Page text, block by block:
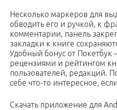
Несколько маркеров для
обводить его и ручкой, к
комментарии, панель
закладки к книге
Удобный бонус от Покетбук
рецензиями и рейтингом
пользователей, редакций.
себе что-то интересное,
Скачать приложение для